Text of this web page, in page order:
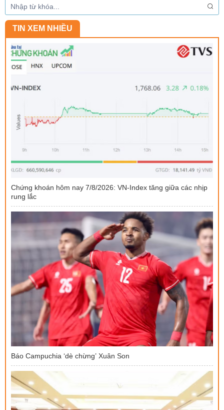
TIN XEM NHIỀU
Chứng khoán hôm nay 7/8/2026: VN-Index tăng giữa các nhịp
rung lắc
Báo Campuchia ‘dè chừng’ Xuân Son